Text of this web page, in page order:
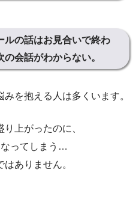
ルの話はお見合いで終わ
の会話がわからない。
を抱える人は多くいます。
上がったのに、
ってしまう…
ありません。